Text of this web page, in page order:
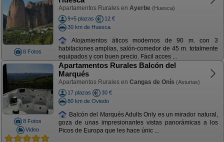
8 Fotos
Apartamentos Rurales en Ayerbe (Huesca)
9+5 plazas
12 €
30 km de Huesca
Alojamientos áticos modernos de 90 m. con 3
habitaciones amplias, salón-comedor de 45 m. totalmente
equipados y con buen precio. Fácil acces ...
8 Fotos
Video
Apartamentos Rurales Balcón del
Marqués
Apartamentos Rurales en Cangas de Onís (Asturias)
17 plazas
30 €
80 km de Oviedo
Balcón del Marqués Adults Only es un mirador natural,
goza de unas impresionantes vistas panorámicas a los
Picos de Europa que les hace únic ...